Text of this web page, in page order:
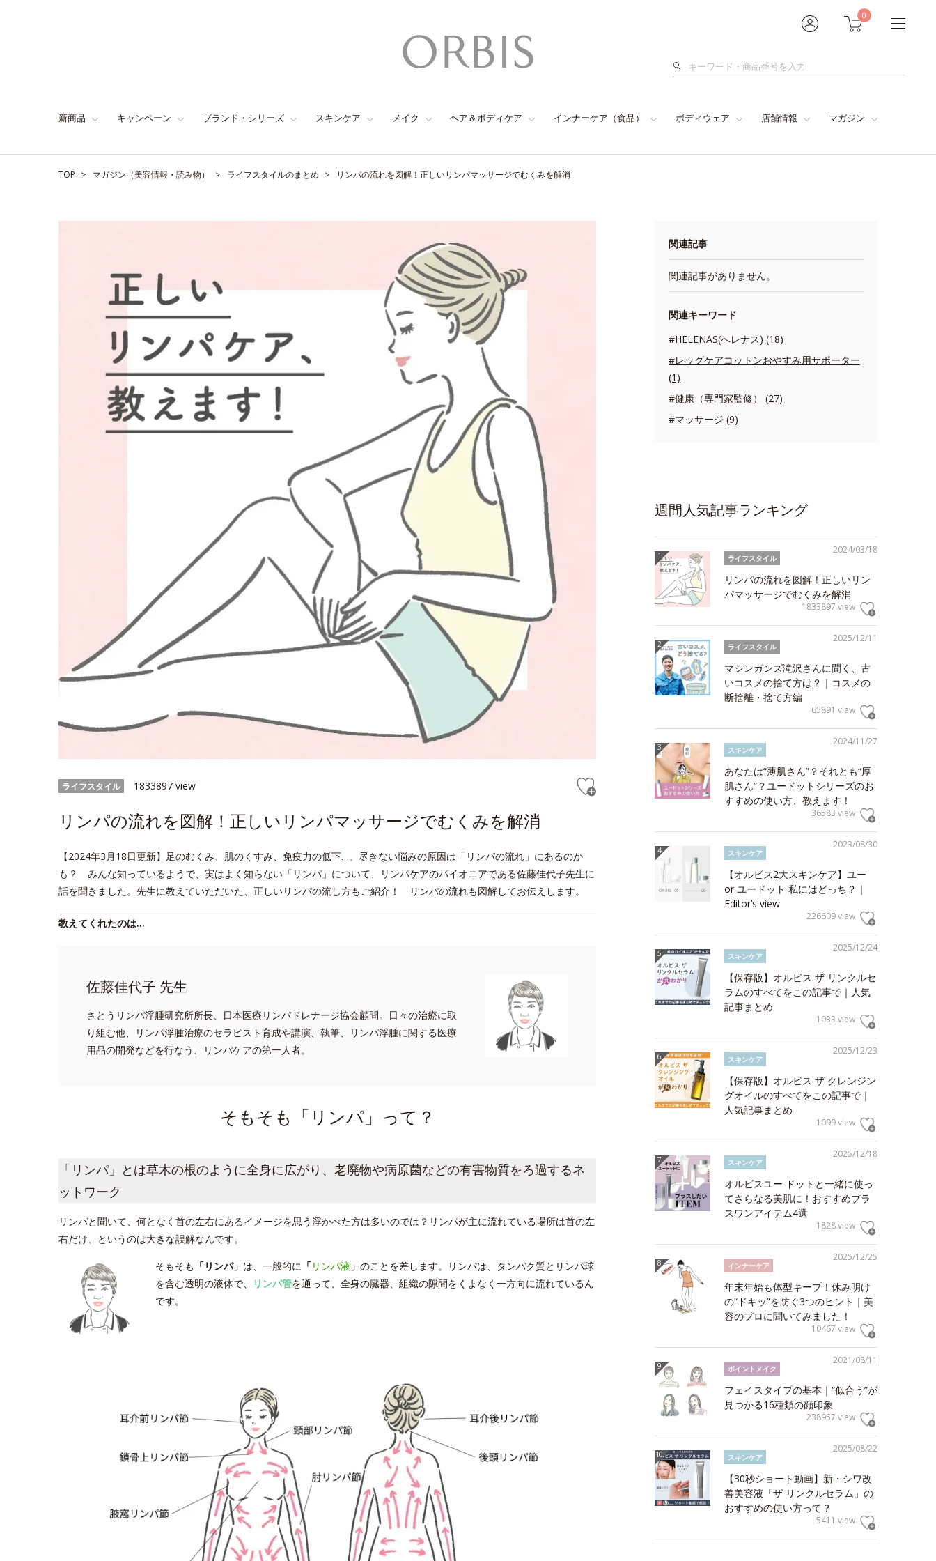
0
検
新商品 キャンペーン ブランド・シリーズ スキンケア メイク ヘア＆ボディケア インナーケア（食品） ボディウェア 店舗情報 マガジン
TOP マガジン（美容情報・読み物） ライフスタイルのまとめ リンパの流れを図解！正しいリンパマッサージでむくみを解消
ライフスタイル 1833897 view
リンパの流れを図解！正しいリンパマッサージでむくみを解消
【2024年3月18日更新】足のむくみ、肌のくすみ、免疫力の低下…。尽きない悩みの原因は「リンパの流れ」にあるのか
も？ みんな知っているようで、実はよく知らない「リンパ」について、リンパケアのパイオニアである佐藤佳代子先生に
話を聞きました。先生に教えていただいた、正しいリンパの流し方もご紹介！ リンパの流れも図解してお伝えします。
教えてくれたのは…
佐藤佳代子 先生
さとうリンパ浮腫研究所所長、日本医療リンパドレナージ協会顧問。日々の治療に取
り組む他、リンパ浮腫治療のセラピスト育成や講演、執筆、リンパ浮腫に関する医療
用品の開発などを行なう、リンパケアの第一人者。
そもそも「リンパ」って？
「リンパ」とは草木の根のように全身に広がり、老廃物や病原菌などの有害物質をろ過するネ
ットワーク
リンパと聞いて、何となく首の左右にあるイメージを思う浮かべた方は多いのでは？リンパが主に流れている場所は首の左
右だけ、というのは大きな誤解なんです。
そもそも 「リンパ」 は、一般的に 「リンパ液 」 のことを差します。リンパは、タンパク質とリンパ球
を含む透明の液体で、
リンパ管を通って、全身の臓器、組織の隙間をくまなく一方向に流れているん
です。
関連記事
関連記事がありません。
関連キーワード
#HELENAS(へレナス) (18)
#レッグケアコットンおやすみ用サポーター
(1)
#健康（専門家監修） (27)
#マッサージ (9)
週間人気記事ランキング
2024/03/18
ライフスタイル
リンパの流れを図解！正しいリン
パマッサージでむくみを解消
1833897 view
2025/12/11
ライフスタイル
マシンガンズ滝沢さんに聞く、古
いコスメの捨て方は？｜コスメの
断捨離・捨て方編
65891 view
2024/11/27
スキンケア
あなたは“薄肌さん”？それとも“厚
肌さん”？ユードットシリーズのお
すすめの使い方、教えます！
36583 view
2023/08/30
スキンケア
【オルビス2大スキンケア】ユー
or ユードット 私にはどっち？｜
Editor’s view
226609 view
2025/12/24
スキンケア
【保存版】オルビス ザ リンクルセ
ラムのすべてをこの記事で｜人気
記事まとめ
1033 view
2025/12/23
スキンケア
【保存版】オルビス ザ クレンジン
グオイルのすべてをこの記事で｜
人気記事まとめ
1099 view
2025/12/18
スキンケア
オルビスユー ドットと一緒に使っ
てさらなる美肌に！おすすめプラ
スワンアイテム4選
1828 view
2025/12/25
インナーケア
年末年始も体型キープ！休み明け
の“ドキッ”を防ぐ3つのヒント｜美
容のプロに聞いてみました！
10467 view
2021/08/11
ポイントメイク
フェイスタイプの基本｜“似合う”が
見つかる16種類の顔印象
238957 view
2025/08/22
スキンケア
【30秒ショート動画】新・シワ改
善美容液「ザ リンクルセラム」の
おすすめの使い方って？
5411 view